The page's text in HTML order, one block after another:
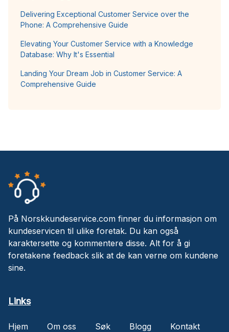
Delivering Exceptional Customer Service over the
Phone: A Comprehensive Guide
Elevating Your Customer Service with a Knowledge
Database: Why It's Essential
Landing Your Dream Job in Customer Service: A
Comprehensive Guide
På Norskkundeservice.com finner du informasjon om
kundeservicen til ulike foretak. Du kan også
karaktersette og kommentere disse. Alt for å gi
foretakene feedback slik at de kan verne om kundene
sine.
Links
Hjem Om oss Søk Blogg Kontakt